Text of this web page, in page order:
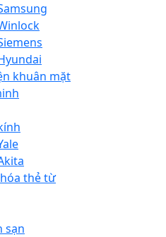
khuân mặt
thẻ từ
sạn